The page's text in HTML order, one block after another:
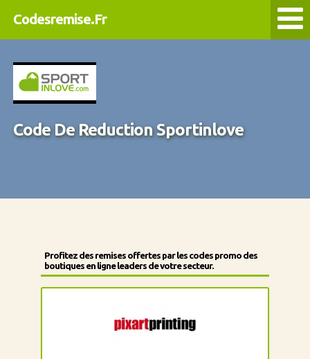
Codesremise.Fr
Code De Reduction Sportinlove
Profitez des remises offertes par les codes promo des
boutiques en ligne leaders de votre secteur.